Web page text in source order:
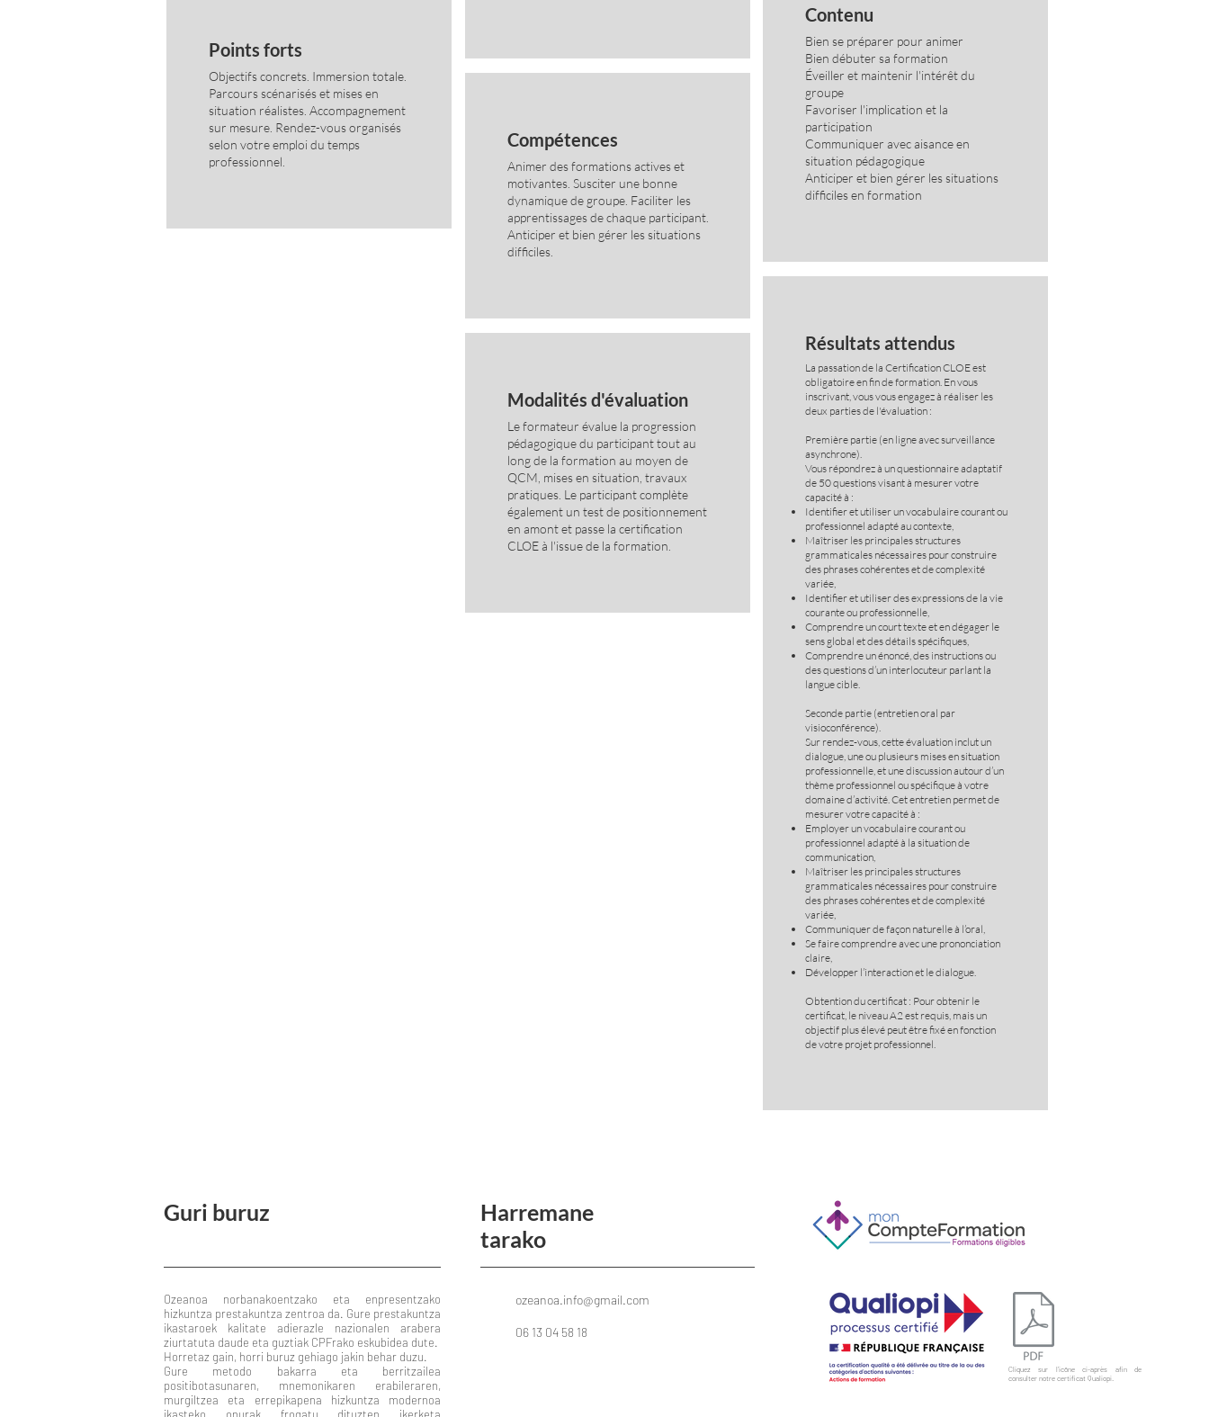
Points forts
Objectifs concrets. Immersion totale.
Parcours scénarisés et mises en
situation réalistes. Accompagnement
sur mesure. Rendez-vous organisés
selon votre emploi du temps
professionnel.
Compétences
Animer des formations actives et
motivantes. Susciter une bonne
dynamique de groupe. Faciliter les
apprentissages de chaque participant.
Anticiper et bien gérer les situations
difficiles.
Modalités d'évaluation
Le formateur évalue la progression
pédagogique du participant tout au
long de la formation au moyen de
QCM, mises en situation, travaux
pratiques. Le participant complète
également un test de positionnement
en amont et passe la certification
CLOE à l'issue de la formation.
Contenu
Bien se préparer pour animer
Bien débuter sa formation
Éveiller et maintenir l'intérêt du
groupe
Favoriser l'implication et la
participation
Communiquer avec aisance en
situation pédagogique
Anticiper et bien gérer les situations
difficiles en formation
Résultats attendus
La passation de la Certification CLOE est
obligatoire en fin de formation. En vous
inscrivant, vous vous engagez à réaliser les
deux parties de l'évaluation :
Première partie (en ligne avec surveillance
asynchrone).
Vous répondrez à un questionnaire adaptatif
de 50 questions visant à mesurer votre
capacité à :
Identifier et utiliser un vocabulaire courant ou
professionnel adapté au contexte,
Maîtriser les principales structures
grammaticales nécessaires pour construire
des phrases cohérentes et de complexité
variée,
Identifier et utiliser des expressions de la vie
courante ou professionnelle,
Comprendre un court texte et en dégager le
sens global et des détails spécifiques,
Comprendre un énoncé, des instructions ou
des questions d’un interlocuteur parlant la
langue cible.
Seconde partie (entretien oral par
visioconférence).
Sur rendez-vous, cette évaluation inclut un
dialogue, une ou plusieurs mises en situation
professionnelle, et une discussion autour d’un
thème professionnel ou spécifique à votre
domaine d’activité. Cet entretien permet de
mesurer votre capacité à :
Employer un vocabulaire courant ou
professionnel adapté à la situation de
communication,
Maîtriser les principales structures
grammaticales nécessaires pour construire
des phrases cohérentes et de complexité
variée,
Communiquer de façon naturelle à l’oral,
Se faire comprendre avec une prononciation
claire,
Développer l’interaction et le dialogue.
Obtention du certificat : Pour obtenir le
certificat, le niveau A2 est requis, mais un
objectif plus élevé peut être fixé en fonction
de votre projet professionnel.
Guri buruz
Ozeanoa norbanakoentzako eta enpresentzako
hizkuntza prestakuntza zentroa da. Gure prestakuntza
ikastaroek kalitate adierazle nazionalen arabera
ziurtatuta daude eta guztiak CPFrako eskubidea dute.
Horretaz gain, horri buruz gehiago jakin behar duzu.
Gure metodo bakarra eta berritzailea
positibotasunaren, mnemonikaren erabileraren,
murgiltzea eta errepikapena hizkuntza modernoa
Harremane
tarako
ozeanoa.info@gmail.com
06 13 04 58 18
Cliquez sur l'icône ci-après afin de
consulter notre certificat Qualiopi.